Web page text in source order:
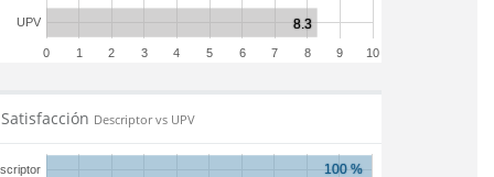
0 1 2 3 4 5 6 7 8 9 10
UPV
Satisfacción Descriptor vs UPV